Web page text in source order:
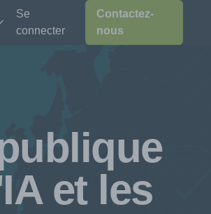
Se
connecter
Contactez-
nous
et les